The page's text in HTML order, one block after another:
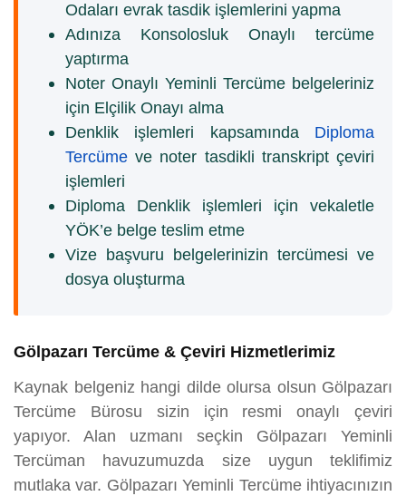
Odaları evrak tasdik işlemlerini yapma
Adınıza Konsolosluk Onaylı tercüme
yaptırma
Noter Onaylı Yeminli Tercüme belgeleriniz
için Elçilik Onayı alma
Denklik işlemleri kapsamında Diploma
Tercüme ve noter tasdikli transkript çeviri
işlemleri
Diploma Denklik işlemleri için vekaletle
YÖK’e belge teslim etme
Vize başvuru belgelerinizin tercümesi ve
dosya oluşturma
Gölpazarı Tercüme & Çeviri Hizmetlerimiz
Kaynak belgeniz hangi dilde olursa olsun Gölpazarı
Tercüme Bürosu sizin için resmi onaylı çeviri
yapıyor. Alan uzmanı seçkin Gölpazarı Yeminli
Tercüman havuzumuzda size uygun teklifimiz
mutlaka var. Gölpazarı Yeminli Tercüme ihtiyacınızın